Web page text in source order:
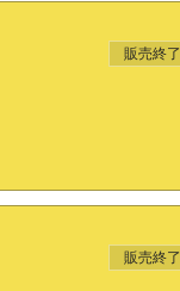
販売終了
販売終了